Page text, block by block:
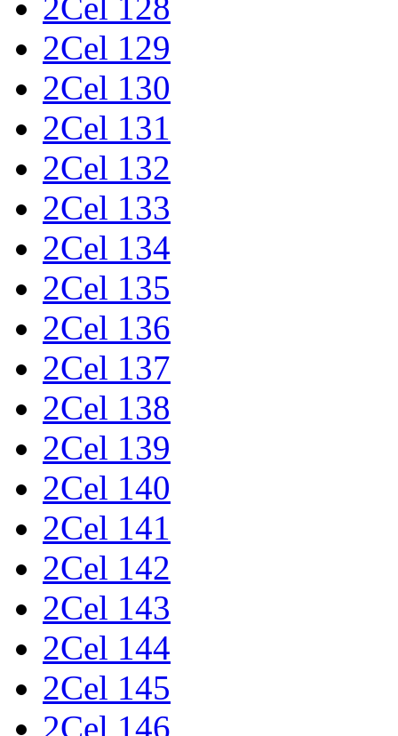
2Cel 129
2Cel 130
2Cel 131
2Cel 132
2Cel 133
2Cel 134
2Cel 135
2Cel 136
2Cel 137
2Cel 138
2Cel 139
2Cel 140
2Cel 141
2Cel 142
2Cel 143
2Cel 144
2Cel 145
2Cel 146